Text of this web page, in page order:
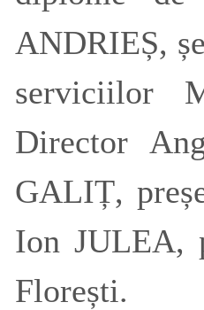
ANDRIEȘ,
serviciilor
Director
GALIȚ,
Ion JULEA,
Florești.